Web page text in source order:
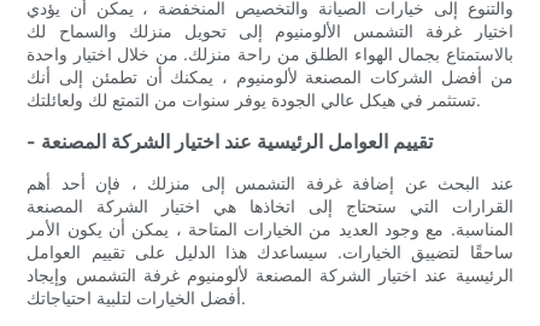
والتنوع إلى خيارات الصيانة والتخصيص المنخفضة ، يمكن أن يؤدي
اختيار غرفة التشمس الألومنيوم إلى تحويل منزلك والسماح لك
بالاستمتاع بجمال الهواء الطلق من راحة منزلك. من خلال اختيار واحدة
من أفضل الشركات المصنعة لألومنيوم ، يمكنك أن تطمئن إلى أنك
تستثمر في هيكل عالي الجودة يوفر سنوات من التمتع لك ولعائلتك.
- تقييم العوامل الرئيسية عند اختيار الشركة المصنعة
عند البحث عن إضافة غرفة التشمس إلى منزلك ، فإن أحد أهم
القرارات التي ستحتاج إلى اتخاذها هي اختيار الشركة المصنعة
المناسبة. مع وجود العديد من الخيارات المتاحة ، يمكن أن يكون الأمر
ساحقًا لتضييق الخيارات. سيساعدك هذا الدليل على تقييم العوامل
الرئيسية عند اختيار الشركة المصنعة لألومنيوم غرفة التشمس وإيجاد
أفضل الخيارات لتلبية احتياجاتك.